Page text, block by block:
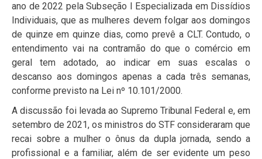
ano de 2022 pela Subseção I Especializada em Dissídios
Individuais, que as mulheres devem folgar aos domingos
de quinze em quinze dias, como prevê a CLT. Contudo, o
entendimento vai na contramão do que o comércio em
geral tem adotado, ao indicar em suas escalas o
descanso aos domingos apenas a cada três semanas,
conforme previsto na Lei nº 10.101/2000.
A discussão foi levada ao Supremo Tribunal Federal e, em
setembro de 2021, os ministros do STF consideraram que
recai sobre a mulher o ônus da dupla jornada, sendo a
profissional e a familiar, além de ser evidente um peso